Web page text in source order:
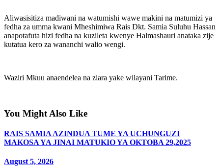
Aliwasisitiza madiwani na watumishi wawe makini na matumizi ya
fedha za umma kwani Mheshimiwa Rais Dkt. Samia Suluhu Hassan
anapotafuta hizi fedha na kuzileta kwenye Halmashauri anataka zije
kutatua kero za wananchi walio wengi.
Waziri Mkuu anaendelea na ziara yake wilayani Tarime.
You Might Also Like
RAIS SAMIA AZINDUA TUME YA UCHUNGUZI
MAKOSA YA JINAI MATUKIO YA OKTOBA 29,2025
August 5, 2026